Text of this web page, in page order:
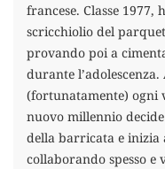
francese. Classe
scricchiolio del
provando poi a
durante
(fortunatamente) ogni
nuovo millennio
della barricata e inizia
collaborando spesso e